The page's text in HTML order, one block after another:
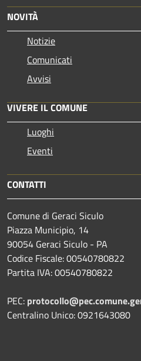
NOVITÀ
Notizie
Comunicati
Avvisi
VIVERE IL COMUNE
Luoghi
Eventi
CONTATTI
Comune di Geraci Siculo
Piazza Municipio, 14
90054 Geraci Siculo - PA
Codice Fiscale: 00540780822
Partita IVA: 00540780822
PEC:
Centralino Unico: 0921643080